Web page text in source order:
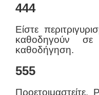
444
Είστε
καθοδηγούν
καθοδήγηση.
555
Προετοιμαστείτε.